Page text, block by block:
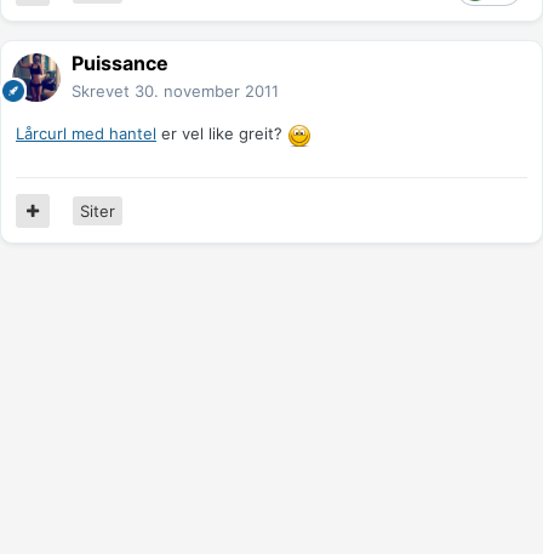
Puissance
Skrevet 30. november 2011
Lårcurl med hantel er vel like greit?
Siter